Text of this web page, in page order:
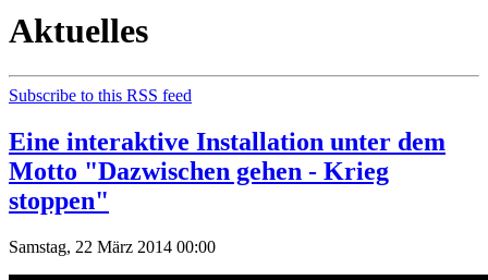
Aktuelles
Subscribe to this RSS feed
Eine interaktive Installation unter dem
Motto "Dazwischen gehen - Krieg
stoppen"
Samstag, 22 März 2014 00:00